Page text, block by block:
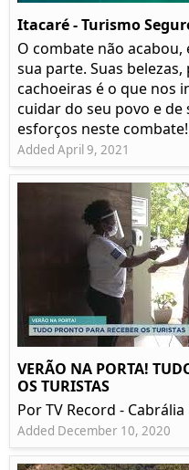
Itacaré - Turismo
O combate não
sua parte. Suas
cachoeiras é o que nos
cuidar do seu povo e
esforços neste combate!
Added April 9, 2021
VERÃO NA PORTA!
OS TURISTAS
Por TV Record - Cabrália
Added December 10, 2020